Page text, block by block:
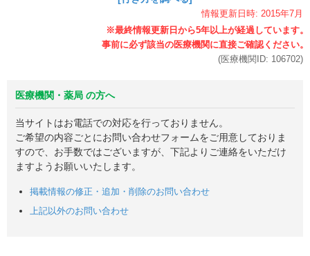
情報更新日時: 2015年7月
(医療機関ID: 106702)
医療機関・薬局 の方へ
当サイトはお電話での対応を行っておりません。
ご希望の内容ごとにお問い合わせフォームをご用意しておりま
すので、お手数ではございますが、下記よりご連絡をいただけ
ますようお願いいたします。
掲載情報の修正・追加・削除のお問い合わせ
上記以外のお問い合わせ